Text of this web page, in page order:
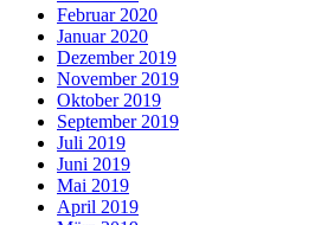
Februar 2020
Januar 2020
Dezember 2019
November 2019
Oktober 2019
September 2019
Juli 2019
Juni 2019
Mai 2019
April 2019